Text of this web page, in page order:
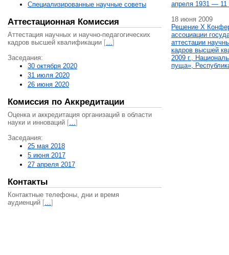
Специализированные научные советы
Аттестационная Комиссия
Аттестация научных и научно-педагогических
кадров высшей квалификации […]
Заседания:
30 октября 2020
31 июля 2020
26 июня 2020
Комиссия по Аккредитации
Оценка и аккредитация организаций в области
науки и инноваций […]
Заседания:
25 мая 2018
5 июня 2017
27 апреля 2017
Контакты
Контактные телефоны, дни и время
аудиенций […]
апреля 1931 — 11
18 июня 2009
Решение X
ассоциации
аттестации
кадров высшей
2009 г.,
пуща»,